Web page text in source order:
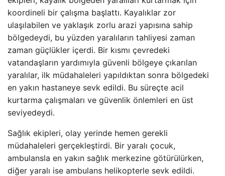
koordineli bir çalışma başlattı. Kayalıklar zor
ulaşılabilen ve yaklaşık zorlu arazi yapısına sahip
bölgedeydi, bu yüzden yaralıların tahliyesi zaman
zaman güçlükler içerdi. Bir kısmı çevredeki
vatandaşların yardımıyla güvenli bölgeye çıkarılan
yaralılar, ilk müdahaleleri yapıldıktan sonra bölgedeki
en yakın hastaneye sevk edildi. Bu süreçte acil
kurtarma çalışmaları ve güvenlik önlemleri en üst
seviyedeydi.
Sağlık ekipleri, olay yerinde hemen gerekli
müdahaleleri gerçekleştirdi. Bir yaralı çocuk,
ambulansla en yakın sağlık merkezine götürülürken,
diğer yaralı ise ambulans helikopterle sevk edildi.